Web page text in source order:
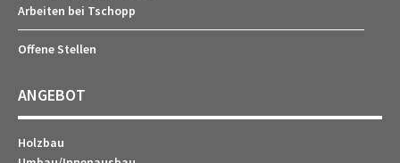
Arbeiten bei Tschopp
Offene Stellen
ANGEBOT
Holzbau